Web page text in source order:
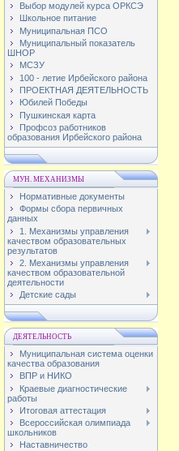
Выбор модулей курса ОРКСЭ
Школьное питание
Муниципальная ПСО
Муниципальный показатель
ШНОР
МСЗУ
100 - летие Ирбейского района
ПРОЕКТНАЯ ДЕЯТЕЛЬНОСТЬ
Юбилей Победы
Пушкинская карта
Профсоз работников
образования Ирбейского района
МУН. МЕХАНИЗМЫ
Нормативные документы
Формы сбора первичных
данных
1. Механизмы управления
качеством образовательных
результатов
2. Механизмы управления
качеством образовательной
деятельности
Детские сады
ДЕЯТЕЛЬНОСТЬ
Муниципальная система оценки
качества образования
ВПР и НИКО
Краевые диагностические
работы
Итоговая аттестация
Всероссийская олимпиада
школьников
Наставничество